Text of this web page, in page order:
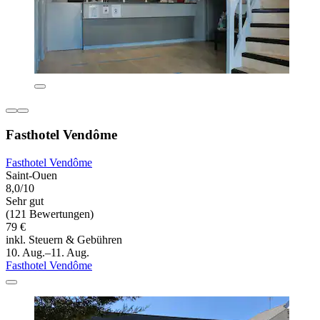
Fasthotel Vendôme
Fasthotel Vendôme
Saint-Ouen
8,0/10
Sehr gut
(121 Bewertungen)
79 €
inkl. Steuern & Gebühren
10. Aug.–11. Aug.
Fasthotel Vendôme